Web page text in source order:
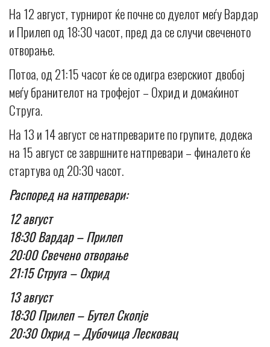
На 12 август, турнирот ќе почне со дуелот меѓу Вардар
и Прилеп од 18:30 часот, пред да се случи свеченото
отворање.
Потоа, од 21:15 часот ќе се одигра езерскиот двобој
меѓу бранителот на трофејот – Охрид и домаќинот
Струга.
На 13 и 14 август се натпреварите по групите, додека
на 15 август се завршните натпревари – финалето ќе
стартува од 20:30 часот.
Распоред на натпревари:
12 август
18:30 Вардар – Прилеп
20:00 Свечено отворање
21:15 Струга – Охрид
13 август
18:30 Прилеп – Бутел Скопје
20:30 Охрид – Дубочица Лесковац